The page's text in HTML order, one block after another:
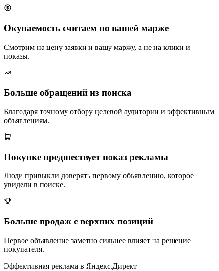
Окупаемость считаем по вашей марже
Смотрим на цену заявки и вашу маржу, а не на клики и
показы.
Больше обращений из поиска
Благодаря точному отбору целевой аудитории и эффективным
объявлениям.
Покупке предшествует показ рекламы
Люди привыкли доверять первому объявлению, которое
увидели в поиске.
Больше продаж с верхних позиций
Первое объявление заметно сильнее влияет на решение
покупателя.
Эффективная реклама в Яндекс.Директ